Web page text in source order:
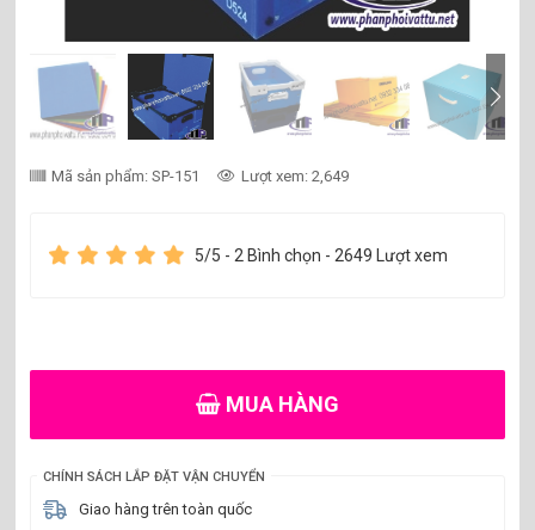
Mã sản phẩm: SP-151 Lượt xem: 2,649
5/5 - 2 Bình chọn - 2649 Lượt xem
MUA HÀNG
CHÍNH SÁCH LẮP ĐẶT VẬN CHUYỂN
Giao hàng trên toàn quốc